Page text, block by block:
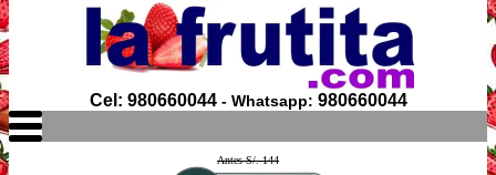
Cel: 980660044- Whatsapp: 980660044
Antes S/. 144